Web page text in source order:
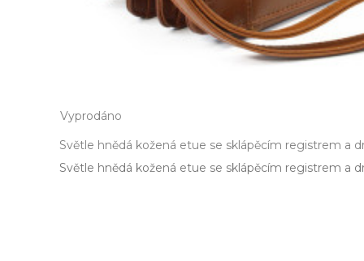
Vyprodáno
Světle hnědá kožená etue se sklápěcím registrem a
Světle hnědá kožená etue se sklápěcím registrem a